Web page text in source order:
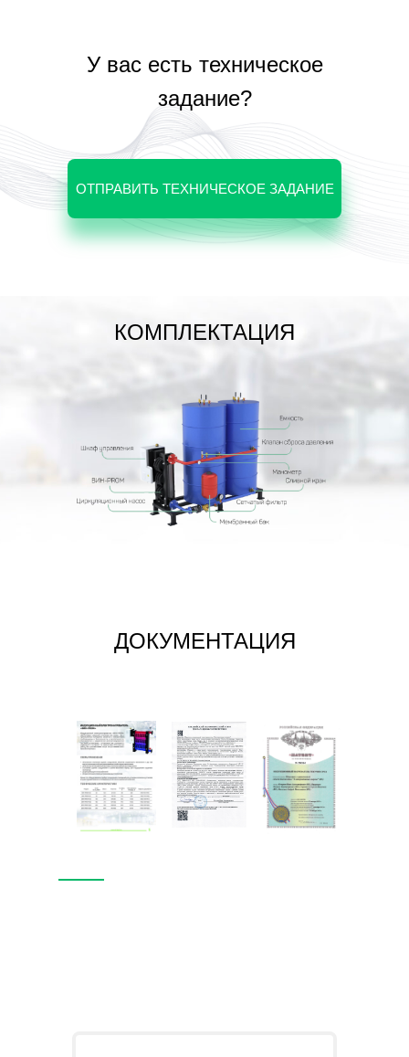
У вас есть техническое
задание?
ОТПРАВИТЬ ТЕХНИЧЕСКОЕ ЗАДАНИЕ
КОМПЛЕКТАЦИЯ
Котел
Датчик
Датчик
температуры
Группа
ДОКУМЕНТАЦИЯ